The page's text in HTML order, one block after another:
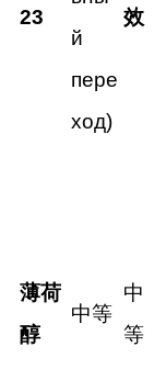
23
й
пере
ход)
效
薄荷
醇
中等
中
等